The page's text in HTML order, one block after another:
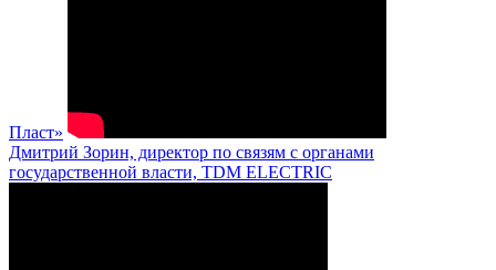
Пласт»
Дмитрий Зорин, директор по связям с органами
государственной власти, TDM ELECTRIC